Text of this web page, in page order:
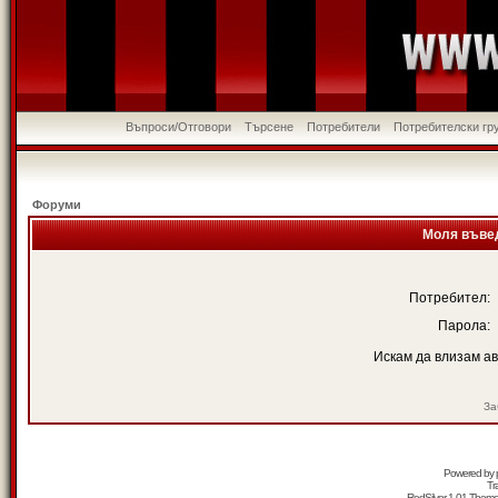
Въпроси/Отговори Търсене Потребители Потребителски
Форуми
Моля
Потребител:
Парола:
Искам да влизам
Powered by